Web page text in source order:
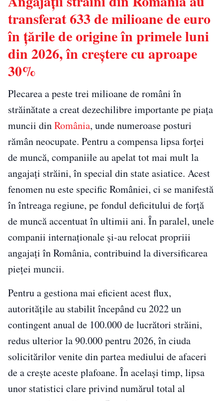
transferat 633 de milioane de euro
în țările de origine în primele luni
din 2026, în creștere cu aproape
30%
Plecarea a peste trei milioane de români în
străinătate a creat dezechilibre importante pe piața
muncii dinRomânia, unde numeroase posturi
rămân neocupate. Pentru a compensa lipsa forței
de muncă, companiile au apelat tot mai mult la
angajați străini, în special din state asiatice. Acest
fenomen nu este specific României, ci se manifestă
în întreaga regiune, pe fondul deficitului de forță
de muncă accentuat în ultimii ani. În paralel, unele
companii internaționale și-au relocat propriii
angajați în România, contribuind la diversificarea
pieței muncii.
Pentru a gestiona mai eficient acest flux,
autoritățile au stabilit începând cu 2022 un
contingent anual de 100.000 de lucrători străini,
redus ulterior la 90.000 pentru 2026, în ciuda
solicitărilor venite din partea mediului de afaceri
de a crește aceste plafoane. În același timp, lipsa
unor statistici clare privind numărul total al